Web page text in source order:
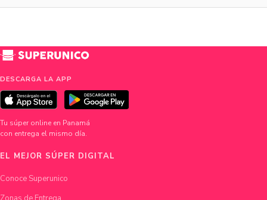
DESCARGA LA APP
Tu súper online en Panamá
con entrega el mismo día.
EL MEJOR SÚPER DIGITAL
Conoce Superunico